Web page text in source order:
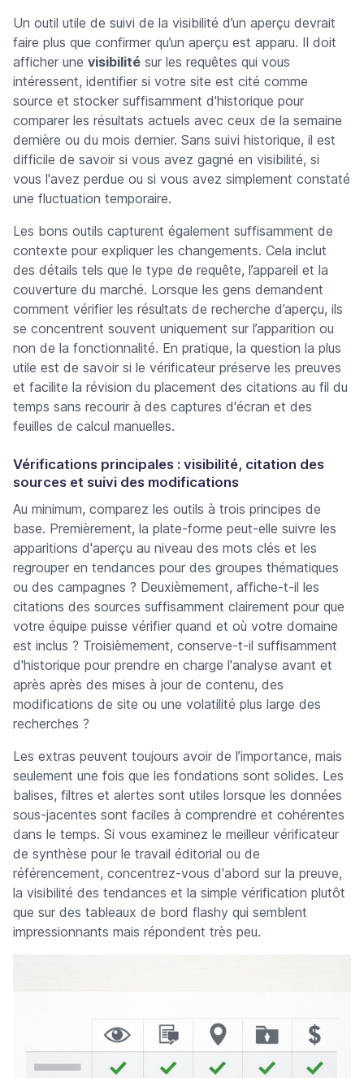
Un outil utile de suivi de la visibilité d’un aperçu devrait
faire plus que confirmer qu’un aperçu est apparu. Il doit
afficher une visibilité sur les requêtes qui vous
intéressent, identifier si votre site est cité comme
source et stocker suffisamment d'historique pour
comparer les résultats actuels avec ceux de la semaine
dernière ou du mois dernier. Sans suivi historique, il est
difficile de savoir si vous avez gagné en visibilité, si
vous l'avez perdue ou si vous avez simplement constaté
une fluctuation temporaire.
Les bons outils capturent également suffisamment de
contexte pour expliquer les changements. Cela inclut
des détails tels que le type de requête, l’appareil et la
couverture du marché. Lorsque les gens demandent
comment vérifier les résultats de recherche d’aperçu, ils
se concentrent souvent uniquement sur l’apparition ou
non de la fonctionnalité. En pratique, la question la plus
utile est de savoir si le vérificateur préserve les preuves
et facilite la révision du placement des citations au fil du
temps sans recourir à des captures d'écran et des
feuilles de calcul manuelles.
Vérifications principales : visibilité, citation des
sources et suivi des modifications
Au minimum, comparez les outils à trois principes de
base. Premièrement, la plate-forme peut-elle suivre les
apparitions d'aperçu au niveau des mots clés et les
regrouper en tendances pour des groupes thématiques
ou des campagnes ? Deuxièmement, affiche-t-il les
citations des sources suffisamment clairement pour que
votre équipe puisse vérifier quand et où votre domaine
est inclus ? Troisièmement, conserve-t-il suffisamment
d'historique pour prendre en charge l'analyse avant et
après après des mises à jour de contenu, des
modifications de site ou une volatilité plus large des
recherches ?
Les extras peuvent toujours avoir de l’importance, mais
seulement une fois que les fondations sont solides. Les
balises, filtres et alertes sont utiles lorsque les données
sous-jacentes sont faciles à comprendre et cohérentes
dans le temps. Si vous examinez le meilleur vérificateur
de synthèse pour le travail éditorial ou de
référencement, concentrez-vous d'abord sur la preuve,
la visibilité des tendances et la simple vérification plutôt
que sur des tableaux de bord flashy qui semblent
impressionnants mais répondent très peu.